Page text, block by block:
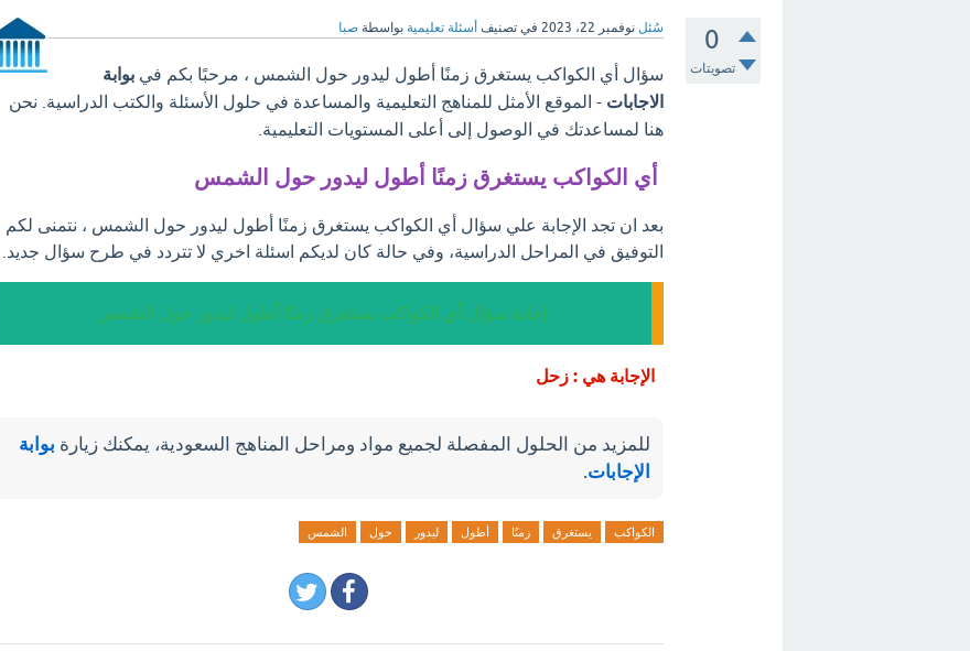
0
تصويتات
سُئل نوفمبر 22، 2023 في تصنيف أسئلة تعليمية بواسطة صبا
سؤال أي الكواكب يستغرق زمنًا أطول ليدور حول الشمس ، مرحبًا بكم في بوابة
الاجابات - الموقع الأمثل للمناهج التعليمية والمساعدة في حلول الأسئلة والكتب الدراسية. نحن
هنا لمساعدتك في الوصول إلى أعلى المستويات التعليمية.
أي الكواكب يستغرق زمنًا أطول ليدور حول الشمس
بعد ان تجد الإجابة علي سؤال أي الكواكب يستغرق زمنًا أطول ليدور حول الشمس ، نتمنى لكم
التوفيق في المراحل الدراسية، وفي حالة كان لديكم اسئلة اخري لا تتردد في طرح سؤال جديد.
إجابة سؤال أي الكواكب يستغرق زمنًا أطول ليدور حول الشمس
الإجابة هي : زحل
للمزيد من الحلول المفصلة لجميع مواد ومراحل المناهج السعودية، يمكنك زيارة بوابة
الإجابات.
الكواكب يستغرق زمنًا أطول ليدور حول الشمس